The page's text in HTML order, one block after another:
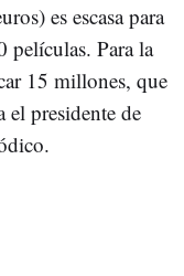
es escasa para
películas. Para la
15 millones, que
el presidente de